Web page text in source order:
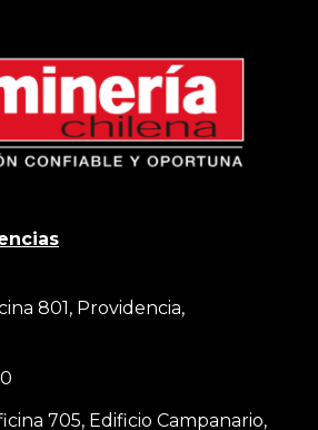
801, Providencia,
705, Edificio Campanario,